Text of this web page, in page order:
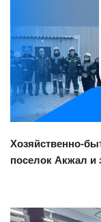
Хозяйственно-
поселок Акжал и